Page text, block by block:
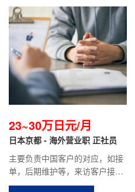
23~30万日元/月
日本京都 - 海外营业职 正社员
主要负责中国客户的对应，如接
单，后期维护等，来访客户接待
以及中国出差等工作。